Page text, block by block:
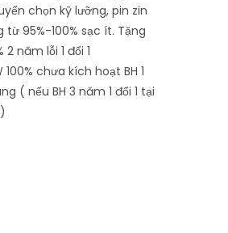
chọn kỹ lưỡng, pin zin
từ 95%-100% sạc ít. Tặng
2 năm lỗi 1 đổi 1
100% chưa kích hoạt BH 1
( nếu BH 3 năm 1 đổi 1 tại